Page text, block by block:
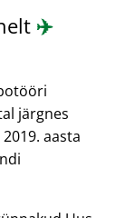
✈️
järgnes
aasta